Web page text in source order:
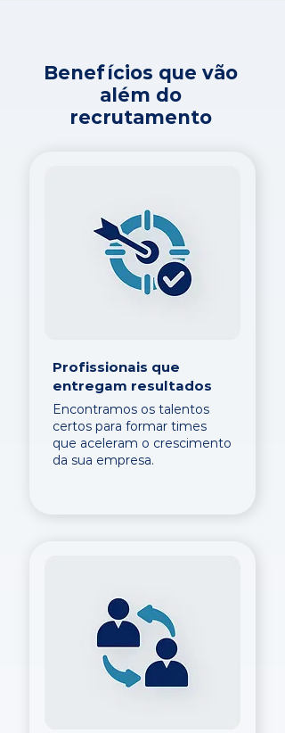
Benefícios que vão
além do
recrutamento
Profissionais que
entregam resultados
Encontramos os talentos
certos para formar times
que aceleram o crescimento
da sua empresa.